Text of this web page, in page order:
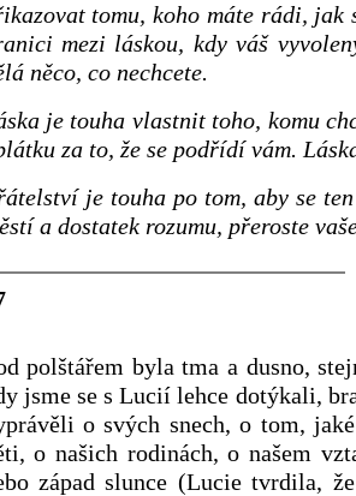
tomu, koho máte rádi, jak
mezi láskou, kdy váš
něco, co nechcete.
je touha vlastnit toho, komu
za to, že se podřídí vám.
je touha po tom, aby se
a dostatek rozumu, přeroste
polštářem byla tma a dusno,
jsme se s Lucií lehce dotýkali,
o svých snech, o tom,
o našich rodinách, o našem
západ slunce (Lucie tvrdila,